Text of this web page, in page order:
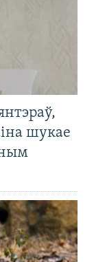
шукае